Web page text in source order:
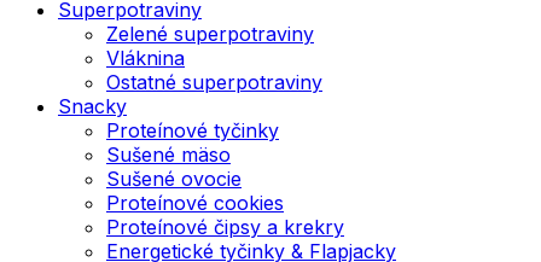
Superpotraviny
Zelené superpotraviny
Vláknina
Ostatné superpotraviny
Snacky
Proteínové tyčinky
Sušené mäso
Sušené ovocie
Proteínové cookies
Proteínové čipsy a krekry
Energetické tyčinky & Flapjacky